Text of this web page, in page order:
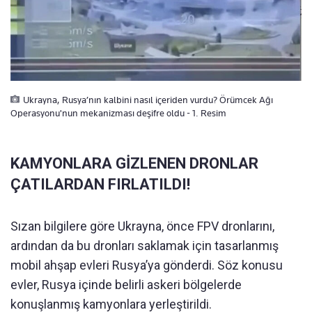
Ukrayna, Rusya’nın kalbini nasıl içeriden vurdu? Örümcek Ağı
Operasyonu'nun mekanizması deşifre oldu - 1. Resim
KAMYONLARA GİZLENEN DRONLAR
ÇATILARDAN FIRLATILDI!
Sızan bilgilere göre Ukrayna, önce FPV dronlarını,
ardından da bu dronları saklamak için tasarlanmış
mobil ahşap evleri Rusya’ya gönderdi. Söz konusu
evler, Rusya içinde belirli askeri bölgelerde
konuşlanmış kamyonlara yerleştirildi.